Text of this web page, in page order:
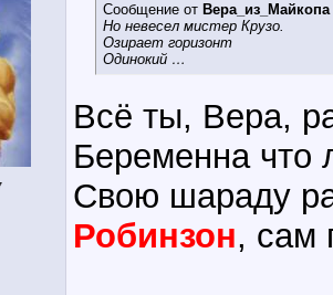
Сообщение от Вера_из_Майкопа
Но невесел мистер Крузо.
Озирает горизонт
Одинокий …
Всё ты, Вера,
Беременна что
Свою шараду
Робинзон, сам